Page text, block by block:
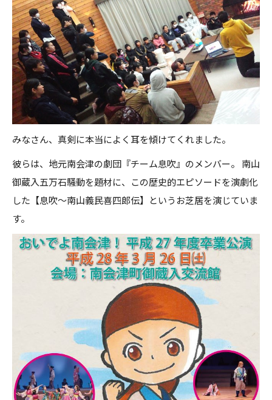
みなさん、真剣に本当によく耳を傾けてくれました。
彼らは、地元南会津の劇団『チーム息吹』のメンバー。 南山
御蔵入五万石騒動を題材に、この歴史的エピソードを演劇化
した【息吹～南山義民喜四郎伝】というお芝居を演じていま
す。